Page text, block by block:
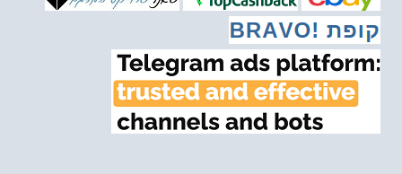
חלקם של היהודים הולך ופוחת....
מיכאל בן ארי על פרשת השבוע ת...